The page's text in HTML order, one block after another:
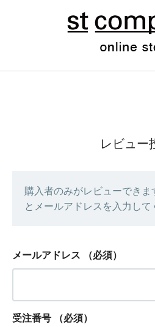
レビュー
購入者のみがレビューでき
とメールアドレスを入力して
メールアドレス （必須）
受注番号 （必須）